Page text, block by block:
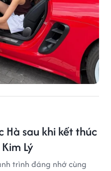
sau khi kết thúc
Lý
trình đáng nhớ cùng